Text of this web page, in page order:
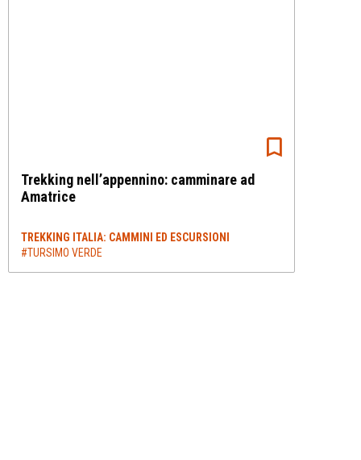
Trekking nell’appennino: camminare ad
Amatrice
TREKKING ITALIA: CAMMINI ED ESCURSIONI
#TURSIMO VERDE